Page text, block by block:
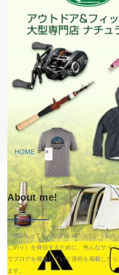
HOME >> logo
About me!
「HTMLってなんですか？」っていうレ
に釣り）を発信するために、色んなサイ
でブログを構築していく過程を掲載した
ます。